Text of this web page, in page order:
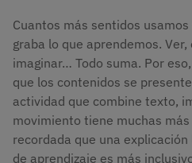
Cuantos más sentidos
graba lo que aprendemos.
imaginar… Todo suma. Por
que los contenidos se
actividad que combine texto,
movimiento tiene muchas
recordada que una
de aprendizaje es más